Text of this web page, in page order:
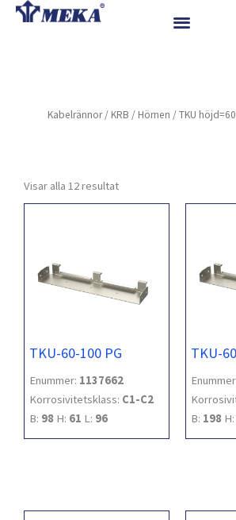
Hoppa
Referenser
Kabelrännor/ KRB / Hörnen / TKU
Visar alla 12 resultat
TKU-60-100 PG
Enummer: 1137662
Korrosivitetsklass: C1-C2
B: 98 H: 61 L: 96
TKU-
B: 198 H: